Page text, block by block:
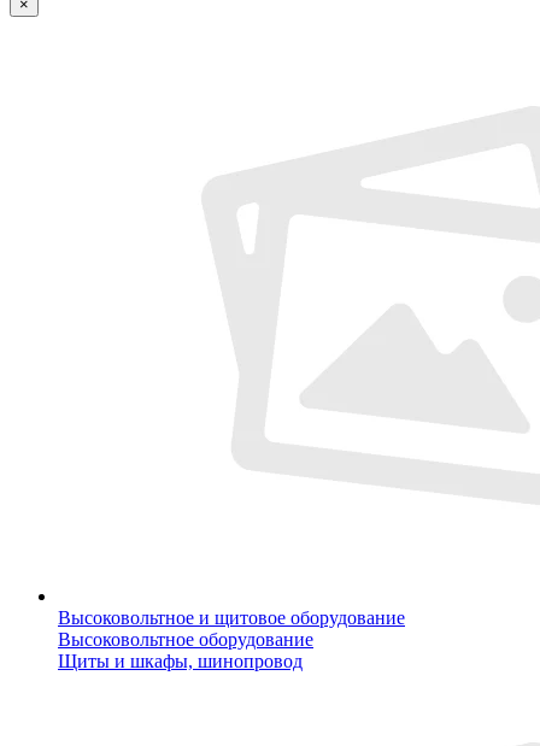
×
Высоковольтное и щитовое оборудование
Высоковольтное оборудование
Щиты и шкафы, шинопровод